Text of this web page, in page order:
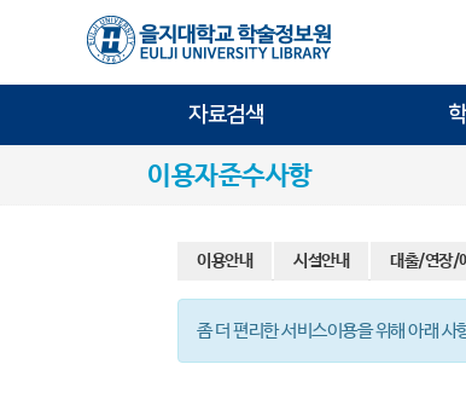
자료검색
이용자준수사항
이용안내 시설안내 대출/연장/
좀 더 편리한 서비스이용을 위해 아래 사